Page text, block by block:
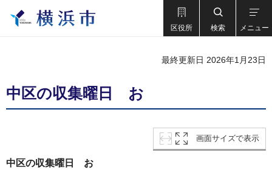
区役所 検索 メニュー
最終更新日 2026年1月23日
中区の収集曜日 お
画面サイズで表示
中区の収集曜日 お